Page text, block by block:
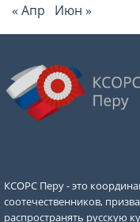
« Апр Июн »
КСОРС Перу - это
соотечественников,
распространять русскую